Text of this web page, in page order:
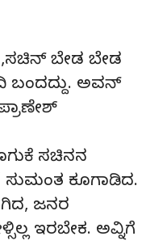
ಬೇಡ ಬೇಡ
ಬಂದದ್ದು. ಅವನ್
ಸಚಿನನ
ಸುಮಂತ ಕೂಗಾಡಿದ.
ಜನರ
ಇರಬೇಕ. ಅವ್ನಿಗೆ